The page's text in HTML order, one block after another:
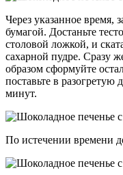
Через указанное время,
бумагой. Достаньте
столовой ложкой, и
сахарной пудре. Сразу
образом сформуйте
поставьте в разогретую
минут.
По истечении времени